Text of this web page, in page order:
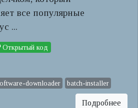
все популярные
...
Открытый код
downloader batch-installer
Подробнее